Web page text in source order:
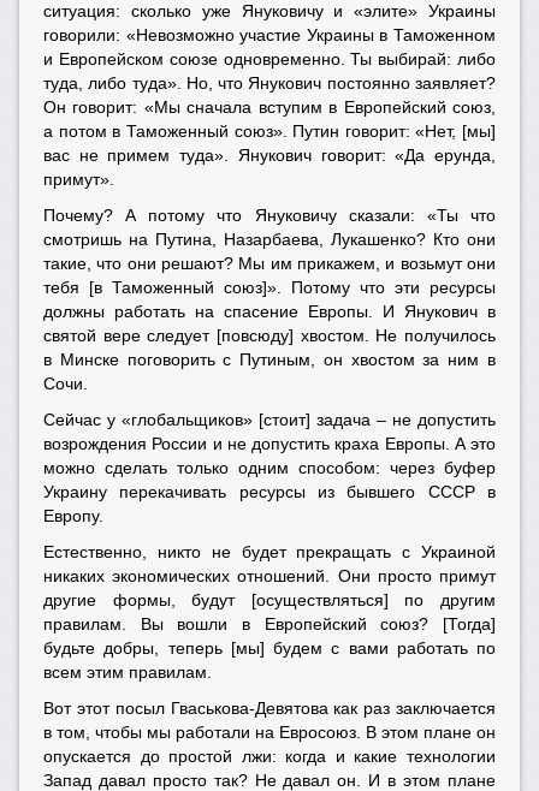
ситуация: сколько уже Януковичу и «элите» Украины
говорили: «Невозможно участие Украины в Таможенном
и Европейском союзе одновременно. Ты выбирай: либо
туда, либо туда». Но, что Янукович постоянно заявляет?
Он говорит: «Мы сначала вступим в Европейский союз,
а потом в Таможенный союз». Путин говорит: «Нет, [мы]
вас не примем туда». Янукович говорит: «Да ерунда,
примут».
Почему? А потому что Януковичу сказали: «Ты что
смотришь на Путина, Назарбаева, Лукашенко? Кто они
такие, что они решают? Мы им прикажем, и возьмут они
тебя [в Таможенный союз]». Потому что эти ресурсы
должны работать на спасение Европы. И Янукович в
святой вере следует [повсюду] хвостом. Не получилось
в Минске поговорить с Путиным, он хвостом за ним в
Сочи.
Сейчас у «глобальщиков» [стоит] задача – не допустить
возрождения России и не допустить краха Европы. А это
можно сделать только одним способом: через буфер
Украину перекачивать ресурсы из бывшего СССР в
Европу.
Естественно, никто не будет прекращать с Украиной
никаких экономических отношений. Они просто примут
другие формы, будут [осуществляться] по другим
правилам. Вы вошли в Европейский союз? [Тогда]
будьте добры, теперь [мы] будем с вами работать по
всем этим правилам.
Вот этот посыл Гваськова-Девятова как раз заключается
в том, чтобы мы работали на Евросоюз. В этом плане он
опускается до простой лжи: когда и какие технологии
Запад давал просто так? Не давал он. И в этом плане